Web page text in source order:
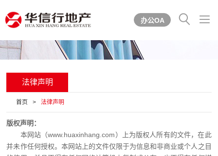


办公OA
法律声明
首页 > 法律声明
版权声明：
本网站（www.huaxinhang.com）上为版权人所有的文件，在此
并未作任何授权。本网站上的文件仅限于为信息和非商业或个人之目